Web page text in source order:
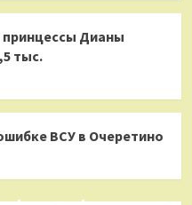
Дианы
тыс.
ВСУ в Очеретино